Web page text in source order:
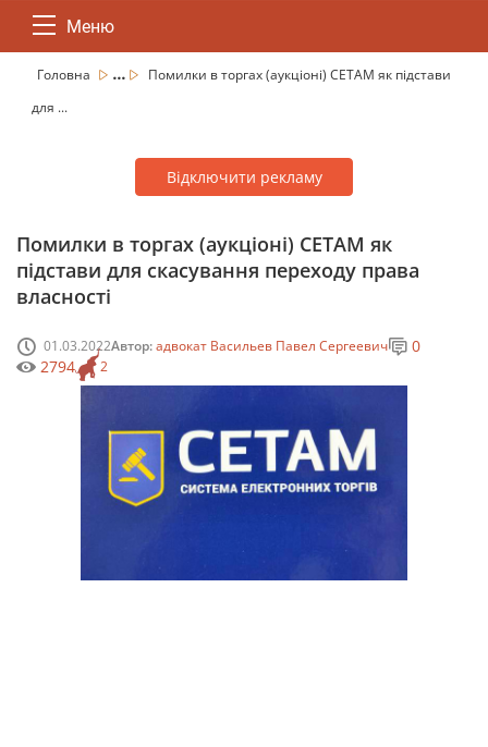
Меню
Головна ...
Помилки в торгах (аукціоні) СЕТАМ як підстави
для ...
Відключити рекламу
Помилки в торгах (аукціоні) СЕТАМ як
підстави для скасування переходу права
власності
01.03.2022Автор:адвокат Васильев Павел Сергеевич
2
0
2794